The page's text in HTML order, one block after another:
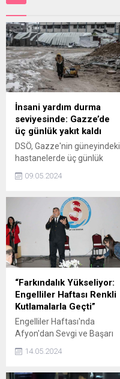
İnsani yardım durma
seviyesinde: Gazze’de
üç günlük yakıt kaldı
DSÖ, Gazze'nin güneyindeki
hastanelerde üç günlük
09.05.2024
“Farkındalık Yükseliyor:
Engelliler Haftası Renkli
Kutlamalarla Geçti”
Engelliler Haftası'nda
Afyon'dan Sevgi ve Başarı
düzenlenen 10-16 Mayıs
14.05.2024